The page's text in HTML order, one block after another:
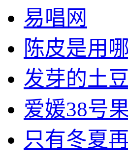
易唱网
陈皮是用
发芽的土
爱媛38号
只有冬夏